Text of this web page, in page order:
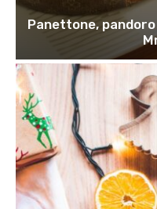
Panettone,